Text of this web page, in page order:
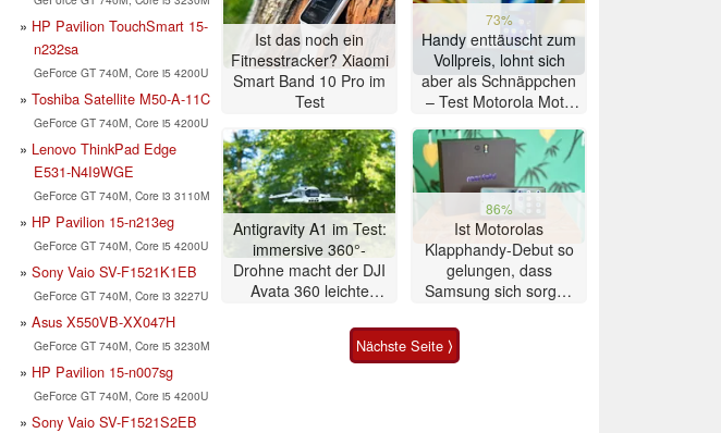
HP Pavilion TouchSmart 15-
n232sa
GeForce GT 740M, Core i5 4200U
Toshiba Satellite M50-A-11C
GeForce GT 740M, Core i5 4200U
Lenovo ThinkPad Edge
E531-N4I9WGE
GeForce GT 740M, Core i3 3110M
HP Pavilion 15-n213eg
GeForce GT 740M, Core i5 4200U
Sony Vaio SV-F1521K1EB
GeForce GT 740M, Core i3 3227U
Asus X550VB-XX047H
GeForce GT 740M, Core i5 3230M
HP Pavilion 15-n007sg
GeForce GT 740M, Core i5 4200U
Sony Vaio SV-F1521S2EB
Ist das noch ein
Fitnesstracker? Xiaomi
Smart Band 10 Pro im
Test
73%
Handy enttäuscht zum
Vollpreis, lohnt sich
aber als Schnäppchen
– Test Motorola Moto
Antigravity A1 im Test:
immersive 360°-
Drohne macht der DJI
Avata 360 leichte
86%
Ist Motorolas
Klapphandy-Debut so
gelungen, dass
Samsung sich sorgen
Smartphone im Test
Nächste Seite ⟩